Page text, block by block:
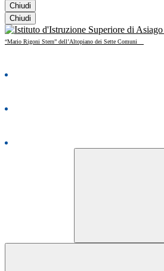
Chiudi
Chiudi
“Mario Rigoni Stern” dell’Altopiano dei Sette Comuni